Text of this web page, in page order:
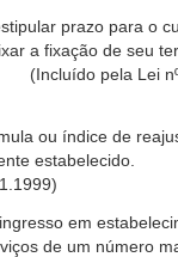
prazo para o
a fixação de seu
pela Lei nº
ou índice de
em
de um número